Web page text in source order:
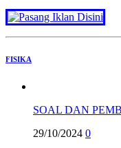
FISIKA
SOAL DAN
29/10/2024 0